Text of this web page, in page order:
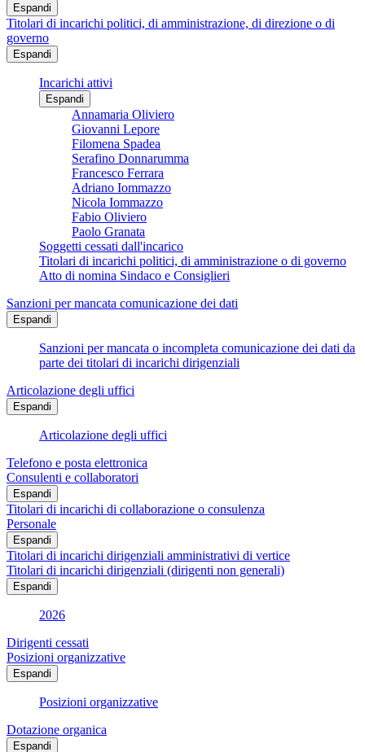
Espandi
Titolari di incarichi politici, di amministrazione, di direzione o di
governo
Espandi
Incarichi attivi
Espandi
Annamaria Oliviero
Giovanni Lepore
Filomena Spadea
Serafino Donnarumma
Francesco Ferrara
Adriano Iommazzo
Nicola Iommazzo
Fabio Oliviero
Paolo Granata
Soggetti cessati dall'incarico
Titolari di incarichi politici, di amministrazione o di governo
Atto di nomina Sindaco e Consiglieri
Sanzioni per mancata comunicazione dei dati
Espandi
Sanzioni per mancata o incompleta comunicazione dei dati da
parte dei titolari di incarichi dirigenziali
Articolazione degli uffici
Espandi
Articolazione degli uffici
Telefono e posta elettronica
Consulenti e collaboratori
Espandi
Titolari di incarichi di collaborazione o consulenza
Personale
Espandi
Titolari di incarichi dirigenziali amministrativi di vertice
Titolari di incarichi dirigenziali (dirigenti non generali)
Espandi
2026
Dirigenti cessati
Posizioni organizzative
Espandi
Posizioni organizzative
Dotazione organica
Espandi